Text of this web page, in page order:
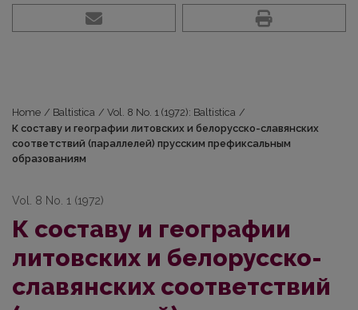
Home / Baltistica / Vol. 8 No. 1 (1972): Baltistica /
К составу и географии литовских и белорусско-славянских
соответствий (параллелей) прусским префиксальным
образованиям
Vol. 8 No. 1 (1972)
К составу и географии
литовских и белорусско-
славянских соответствий